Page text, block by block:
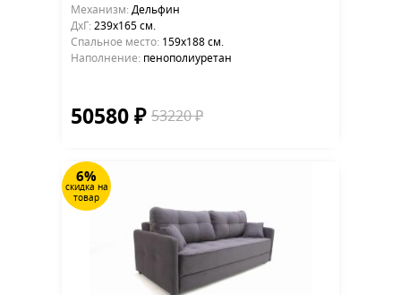
Механизм: Дельфин
ДхГ: 239х165 см.
Cпальное место: 159х188 см.
Наполнение: пенополиуретан
50580 ₽ 53220 ₽
6%
скидка на
товар